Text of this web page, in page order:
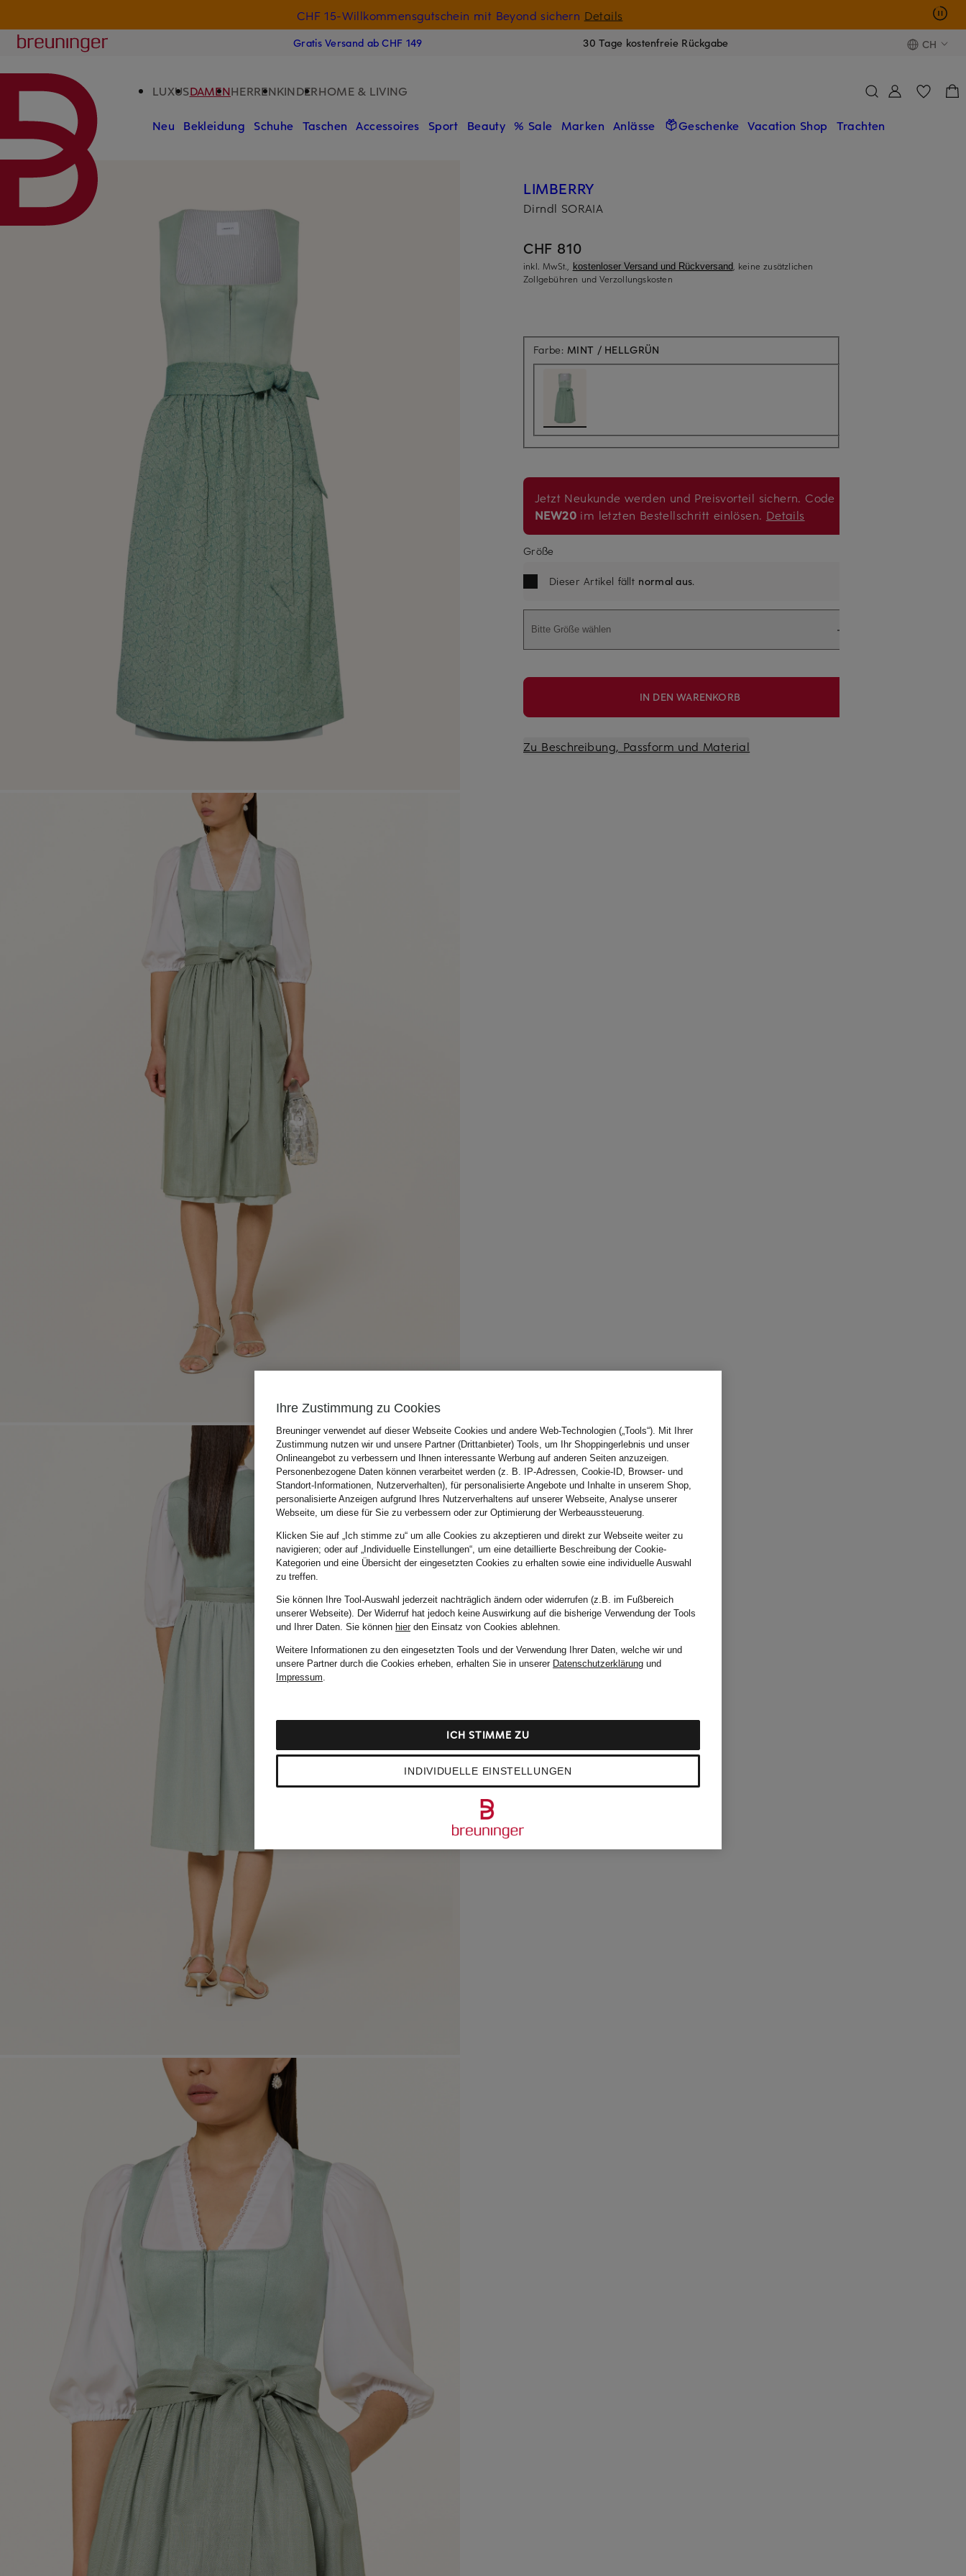
CHF 15-Willkommensgutschein mit Beyond sichern Details
Breuninger
Gratis Versand ab CHF 149 30 Tage kostenfreie Rückgabe CH
LUXUSDAMENHERRENKINDERHOME & LIVING
Neu Bekleidung Schuhe Taschen Accessoires Sport Beauty % Sale Marken Anlässe Geschenke Vacation Shop Trachten
LIMBERRY
Dirndl SORAIA
CHF 810
inkl. MwSt., kostenloser Versand und Rückversand, keine zusätzlichen
Zollgebühren und Verzollungskosten
Farbe: MINT / HELLGRÜN
Jetzt Neukunde werden und Preisvorteil sichern. Code
NEW20 im letzten Bestellschritt einlösen. Details
Größe
Dieser Artikel fällt normal aus.
Bitte Größe wählen
IN DEN WARENKORB
Zu Beschreibung, Passform und Material
Ihre Zustimmung zu Cookies
Breuninger verwendet auf dieser Webseite Cookies und andere Web-Technologien („Tools“). Mit Ihrer
Zustimmung nutzen wir und unsere Partner (Drittanbieter) Tools, um Ihr Shoppingerlebnis und unser
Onlineangebot zu verbessern und Ihnen interessante Werbung auf anderen Seiten anzuzeigen.
Personenbezogene Daten können verarbeitet werden (z. B. IP-Adressen, Cookie-ID, Browser- und
Standort-Informationen, Nutzerverhalten), für personalisierte Angebote und Inhalte in unserem Shop,
personalisierte Anzeigen aufgrund Ihres Nutzerverhaltens auf unserer Webseite, Analyse unserer
Webseite, um diese für Sie zu verbessern oder zur Optimierung der Werbeaussteuerung.
Klicken Sie auf „Ich stimme zu“ um alle Cookies zu akzeptieren und direkt zur Webseite weiter zu
navigieren; oder auf „Individuelle Einstellungen“, um eine detaillierte Beschreibung der Cookie-
Kategorien und eine Übersicht der eingesetzten Cookies zu erhalten sowie eine individuelle Auswahl
zu treffen.
Sie können Ihre Tool-Auswahl jederzeit nachträglich ändern oder widerrufen (z.B. im Fußbereich
unserer Webseite). Der Widerruf hat jedoch keine Auswirkung auf die bisherige Verwendung der Tools
und Ihrer Daten. Sie können hierden Einsatz von Cookies ablehnen.
Weitere Informationen zu den eingesetzten Tools und der Verwendung Ihrer Daten, welche wir und
unsere Partner durch die Cookies erheben, erhalten Sie in unserer Datenschutzerklärung und
Impressum.
INDIVIDUELLE EINSTELLUNGEN
ICH STIMME ZU